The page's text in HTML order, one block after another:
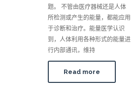
题。 不管由医疗器械还是人体
所检测或产生的能量，都能应用
于诊断和治疗。能量医学认识
到，人体利用各种形式的能量进
行内部通讯，维持
Read more